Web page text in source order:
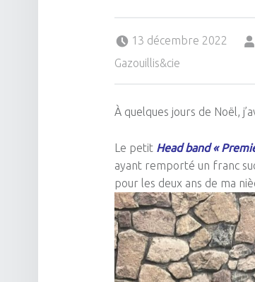
13 décembre 2022
Gazouillis&cie
À quelques jours de Noël,
Le petit Head band «
ayant remporté un franc
pour les deux ans de ma